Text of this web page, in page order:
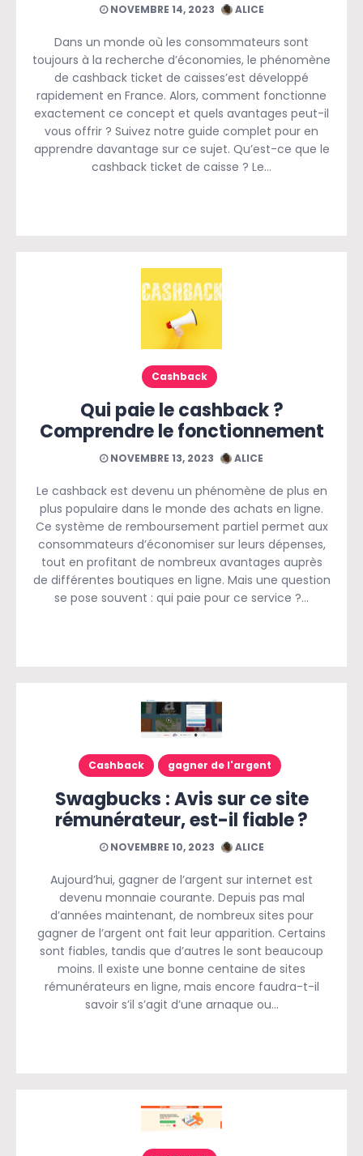
NOVEMBRE 14, 2023 ALICE
Dans un monde où les consommateurs sont
toujours à la recherche d’économies, le phénomène
de cashback ticket de caisses’est développé
rapidement en France. Alors, comment fonctionne
exactement ce concept et quels avantages peut-il
vous offrir ? Suivez notre guide complet pour en
apprendre davantage sur ce sujet. Qu’est-ce que le
cashback ticket de caisse ? Le…
Cashback
Qui paie le cashback ?
Comprendre le fonctionnement
NOVEMBRE 13, 2023 ALICE
Le cashback est devenu un phénomène de plus en
plus populaire dans le monde des achats en ligne.
Ce système de remboursement partiel permet aux
consommateurs d’économiser sur leurs dépenses,
tout en profitant de nombreux avantages auprès
de différentes boutiques en ligne. Mais une question
se pose souvent : qui paie pour ce service ?…
Cashback gagner de l'argent
Swagbucks : Avis sur ce site
rémunérateur, est-il fiable ?
NOVEMBRE 10, 2023 ALICE
Aujourd’hui, gagner de l’argent sur internet est
devenu monnaie courante. Depuis pas mal
d’années maintenant, de nombreux sites pour
gagner de l’argent ont fait leur apparition. Certains
sont fiables, tandis que d’autres le sont beaucoup
moins. Il existe une bonne centaine de sites
rémunérateurs en ligne, mais encore faudra-t-il
savoir s’il s’agit d’une arnaque ou…